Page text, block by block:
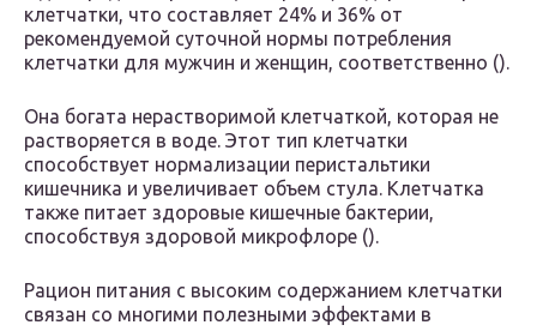
клетчатки, что составляет 24% и 36% от
рекомендуемой суточной нормы потребления
клетчатки для мужчин и женщин, соответственно ().
Она богата нерастворимой клетчаткой, которая не
растворяется в воде. Этот тип клетчатки
способствует нормализации перистальтики
кишечника и увеличивает объем стула. Клетчатка
также питает здоровые кишечные бактерии,
способствуя здоровой микрофлоре ().
Рацион питания с высоким содержанием клетчатки
связан со многими полезными эффектами в